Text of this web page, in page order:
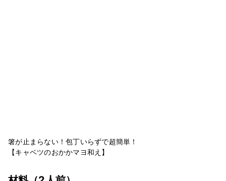
箸が止まらない！包丁いらずで超簡単！
【キャベツのおかかマヨ和え】